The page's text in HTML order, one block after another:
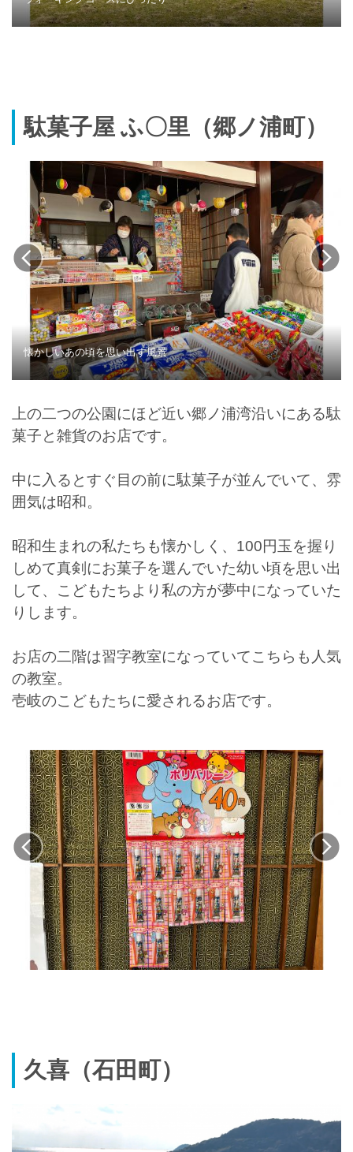
駄菓子屋 ふ〇里（郷ノ浦町）
懐かしいあの頃を思い出す風景
上の二つの公園にほど近い郷ノ浦湾沿いにある駄
菓子と雑貨のお店です。
中に入るとすぐ目の前に駄菓子が並んでいて、雰
囲気は昭和。
昭和生まれの私たちも懐かしく、100円玉を握り
しめて真剣にお菓子を選んでいた幼い頃を思い出
して、こどもたちより私の方が夢中になっていた
りします。
お店の二階は習字教室になっていてこちらも人気
の教室。
壱岐のこどもたちに愛されるお店です。
久喜（石田町）